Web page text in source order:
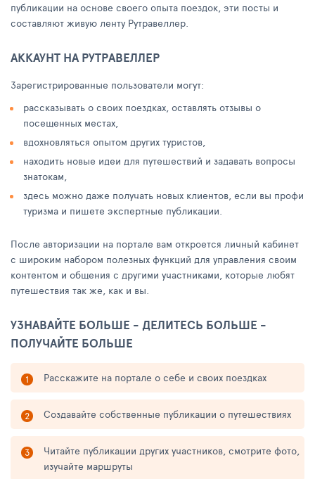
публикации на основе своего опыта поездок, эти посты и
составляют живую ленту Рутравеллер.
АККАУНТ НА РУТРАВЕЛЛЕР
Зарегистрированные пользователи могут:
рассказывать о своих поездках, оставлять отзывы о
посещенных местах,
вдохновляться опытом других туристов,
находить новые идеи для путешествий и задавать вопросы
знатокам,
здесь можно даже получать новых клиентов, если вы профи
туризма и пишете экспертные публикации.
После авторизации на портале вам откроется личный кабинет
с широким набором полезных функций для управления своим
контентом и общения с другими участниками, которые любят
путешествия так же, как и вы.
УЗНАВАЙТЕ БОЛЬШЕ - ДЕЛИТЕСЬ БОЛЬШЕ -
ПОЛУЧАЙТЕ БОЛЬШЕ
Расскажите на портале о себе и своих поездках
Создавайте собственные публикации о путешествиях
Читайте публикации других участников, смотрите фото,
изучайте маршруты